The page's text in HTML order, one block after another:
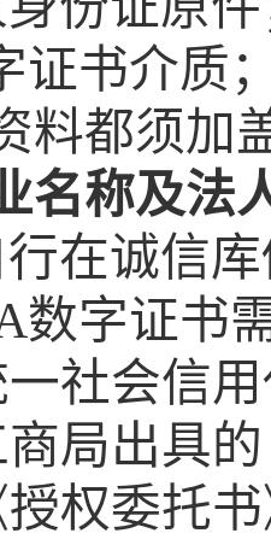
证书介质
料都须加
名称及法
在诚信
数字证书
社会信
商局出具
授权委托